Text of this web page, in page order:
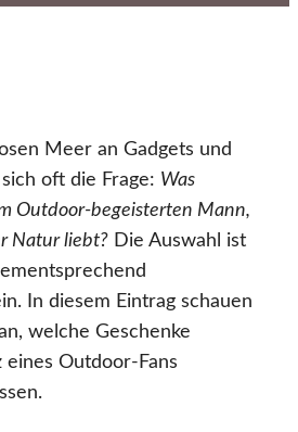
Meer an Gadgets und
oft die Frage: Was
Outdoor-begeisterten Mann,
Natur liebt? Die Auswahl ist
In diesem Eintrag schauen
welche Geschenke
Outdoor-Fans